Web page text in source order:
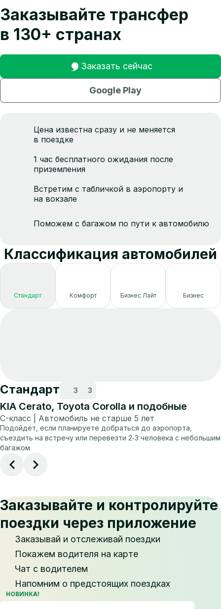
Заказывайте трансфер
в 130+ странах
Заказать сейчас
Google Play
Цена известна сразу и не меняется
в поездке
1 час бесплатного ожидания после
приземления
Встретим с табличкой в аэропорту и
на вокзале
Поможем с багажом по пути к автомобилю
Классификация автомобилей
Стандарт Комфорт Бизнес Лайт Бизнес
Стандарт 3 3
KIA Cerato, Toyota Corolla и подобные
C-класс | Автомобиль не старше 5 лет
Подойдёт, если планируете добраться до аэропорта,
съездить на встречу или перевезти 2‑3 человека с небольшим
багажом
Заказывайте и контролируйте
поездки через приложение
Заказывай и отслеживай поездки
Покажем водителя на карте
Чат с водителем
Напомним о предстоящих поездках
НОВИНКА!